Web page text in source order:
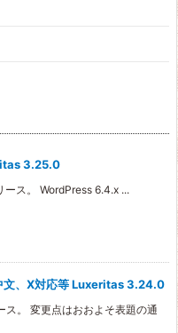
3.25.0
ス。 WordPress 6.4.x ...
文、X対応等 Luxeritas 3.24.0
。 変更点はおおよそ表題の通